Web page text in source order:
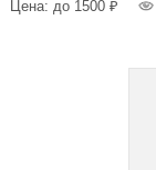
Цена: до 1500 ₽